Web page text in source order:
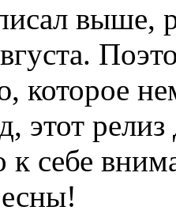
выше,
которое
этот
к себе